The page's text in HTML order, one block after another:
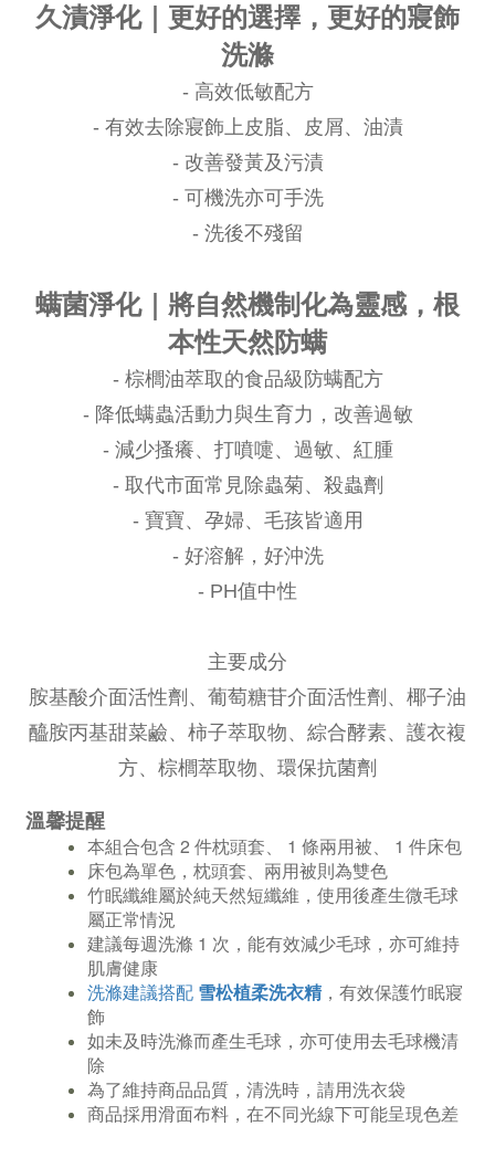
久漬淨化｜更好的選擇，更好的寢飾
洗滌
- 高效低敏配方
- 有效去除寢飾上皮脂、皮屑、油漬
- 改善發黃及污漬
- 可機洗亦可手洗
- 洗後不殘留
螨菌淨化｜將自然機制化為靈感，根
本性天然防螨
- 棕櫚油萃取的食品級防螨配方
- 降低螨蟲活動力與生育力，改善過敏
- 減少搔癢、打噴嚏、過敏、紅腫
- 取代市面常見除蟲菊、殺蟲劑
- 寶寶、孕婦、毛孩皆適用
- 好溶解，好沖洗
- PH值中性
主要成分
胺基酸介面活性劑、葡萄糖苷介面活性劑、椰子油
醯胺丙基甜菜鹼、柿子萃取物、綜合酵素、護衣複
方、棕櫚萃取物、環保抗菌劑
溫馨提醒
本組合包含 2 件枕頭套、 1 條兩用被、 1 件床包
床包為單色，枕頭套、兩用被則為雙色
竹眠纖維屬於純天然短纖維，使用後產生微毛球
屬正常情況
建議每週洗滌 1 次，能有效減少毛球，亦可維持
肌膚健康
洗滌建議搭配 雪松植柔洗衣精，有效保護竹眠寢
飾
如未及時洗滌而產生毛球，亦可使用去毛球機清
除
為了維持商品品質，清洗時，請用洗衣袋
商品採用滑面布料，在不同光線下可能呈現色差